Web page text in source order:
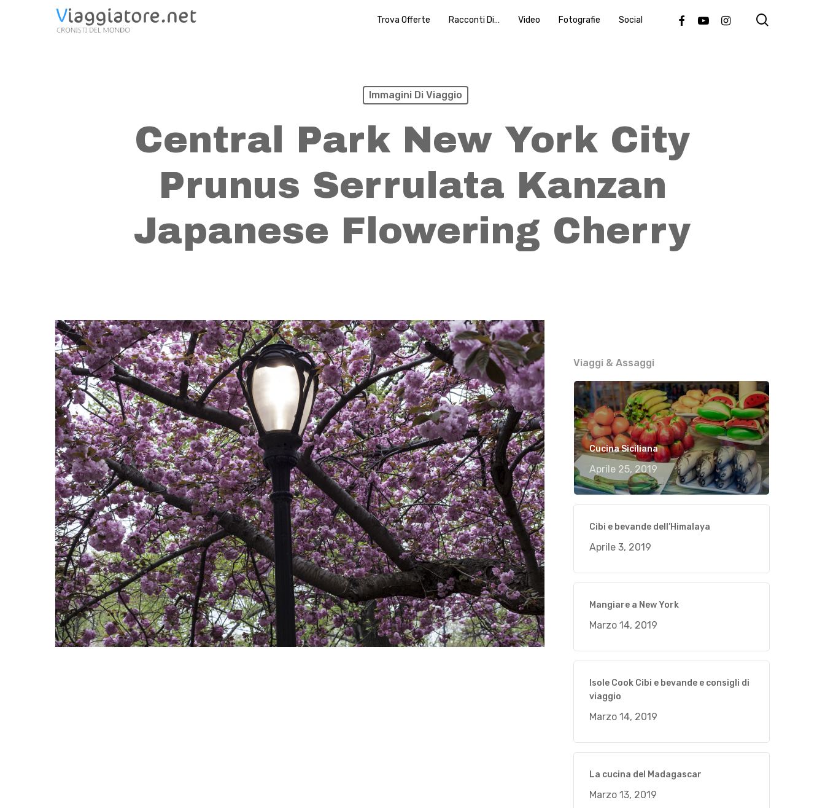
Hit enter to search or ESC to close
Trova Offerte Racconti Di… Video Fotografie Social FacebookYoutubeInstagram
Immagini Di Viaggio
Central Park New York City
Prunus Serrulata Kanzan
Japanese Flowering Cherry
Viaggi & Assaggi
Cucina Siciliana
Aprile 25, 2019
Cibi e bevande dell’Himalaya
Aprile 3, 2019
Mangiare a New York
Marzo 14, 2019
Isole Cook Cibi e bevande e consigli di
viaggio
Marzo 14, 2019
La cucina del Madagascar
Marzo 13, 2019